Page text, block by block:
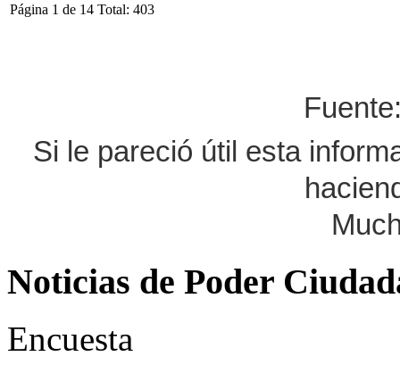
Página 1 de 14 Total: 403
Si le pareció útil esta
Noticias de Poder
Encuesta